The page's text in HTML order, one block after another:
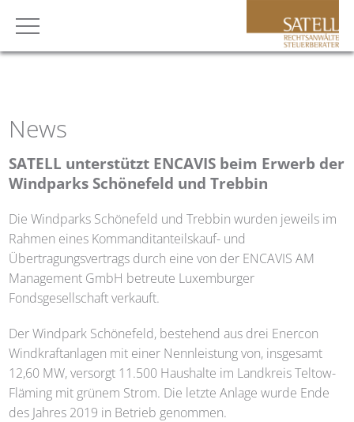
News
SATELL unterstützt ENCAVIS beim Erwerb der
Windparks Schönefeld und Trebbin
Die Windparks Schönefeld und Trebbin wurden jeweils im
Rahmen eines Kommanditanteilskauf- und
Übertragungsvertrags durch eine von der ENCAVIS AM
Management GmbH betreute Luxemburger
Fondsgesellschaft verkauft.
Der Windpark Schönefeld, bestehend aus drei Enercon
Windkraftanlagen mit einer Nennleistung von, insgesamt
12,60 MW, versorgt 11.500 Haushalte im Landkreis Teltow-
Fläming mit grünem Strom. Die letzte Anlage wurde Ende
des Jahres 2019 in Betrieb genommen.